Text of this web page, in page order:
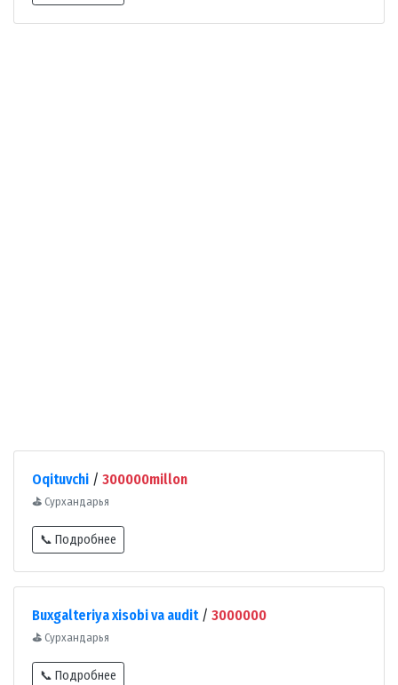
Oqituvchi / 300000millon
⛳ Сурхандарья
📞 Подробнее
Buxgalteriya xisobi va audit/ 3000000
⛳ Сурхандарья
📞 Подробнее